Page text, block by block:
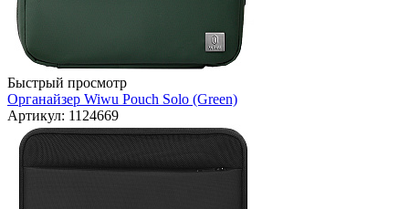
Быстрый просмотр
Органайзер Wiwu Pouch Solo (Green)
Артикул: 1124669